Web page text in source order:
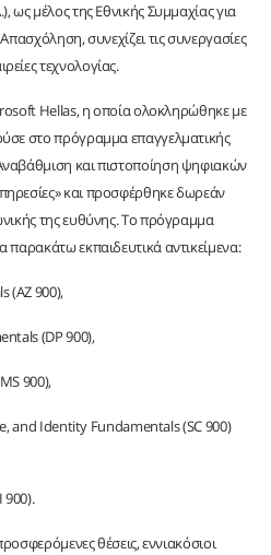
μέλος της Εθνικής Συμμαχίας για
συνεχίζει τις συνεργασίες
τεχνολογίας.
Hellas, η οποία ολοκληρώθηκε με
στο πρόγραμμα επαγγελματικής
και πιστοποίηση ψηφιακών
και προσφέρθηκε δωρεάν
της ευθύνης. Το πρόγραμμα
παρακάτω εκπαιδευτικά αντικείμενα:
(AZ 900),
(DP 900),
900),
and Identity Fundamentals (SC 900)
900).
θέσεις, εννιακόσιοι